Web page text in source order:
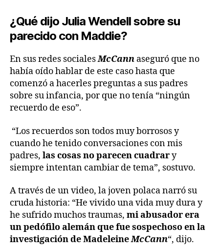
¿Qué dijo Julia Wendell sobre su
parecido con Maddie?
En sus redes socialesMcCann aseguró que no
había oído hablar de este caso hasta que
comenzó a hacerles preguntas a sus padres
sobre su infancia, por que no tenía “ningún
recuerdo de eso”.
“Los recuerdos son todos muy borrosos y
cuando he tenido conversaciones con mis
padres, las cosas no parecen cuadrary
siempre intentan cambiar de tema”, sostuvo.
A través de un video, la joven polaca narró su
cruda historia: “He vivido una vida muy dura y
he sufrido muchos traumas, mi abusador era
un pedófilo alemán que fue sospechoso en la
investigación de MadeleineMcCann“, dijo.